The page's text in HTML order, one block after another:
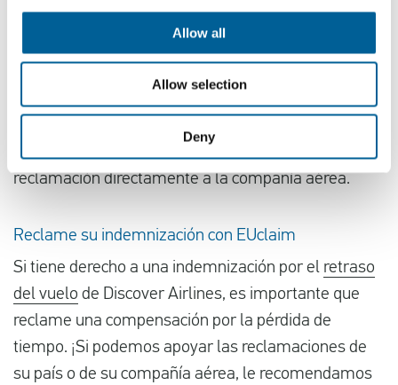
Allow all
Allow selection
Deny
España
EUclaim? Le aconsejamos que presente la
reclamación directamente a la compañía aérea.
Reclame su indemnización con EUclaim
Si tiene derecho a una indemnización por el retraso
del vuelo de Discover Airlines, es importante que
reclame una compensación por la pérdida de
tiempo. ¡Si podemos apoyar las reclamaciones de
su país o de su compañía aérea, le recomendamos